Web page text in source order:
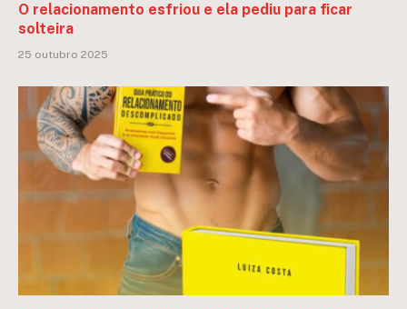
O relacionamento esfriou e ela pediu para ficar
solteira
25 outubro 2025